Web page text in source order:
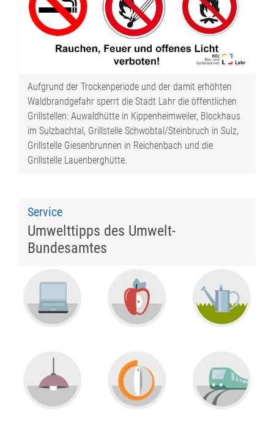
Aufgrund der Trockenperiode und der damit erhöhten
Waldbrandgefahr sperrt die Stadt Lahr die öffentlichen
Grillstellen: Auwaldhütte in Kippenheimweiler, Blockhaus
im Sulzbachtal, Grillstelle Schwobtal/Steinbruch in Sulz,
Grillstelle Giesenbrunnen in Reichenbach und die
Grillstelle Lauenberghütte.
Service
Umwelttipps des Umwelt-
Bundesamtes